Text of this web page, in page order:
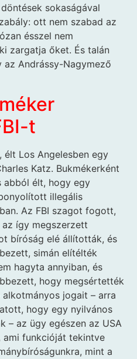
sokaságával
ott nem szabad az
ésszel nem
zargatja őket. És talán
az Andrássy-Nagymező
t
Los Angelesben egy
Katz. Bukmékerként
abból élt, hogy egy
illegális
Az FBI szagot fogott,
így megszerzett
bíróság elé állították, és
simán elítélték
hagyta annyiban, és
hogy megsértették
jogait – arra
hogy egy nyilvános
– az ügy egészen az USA
ami funkcióját tekintve
mint a